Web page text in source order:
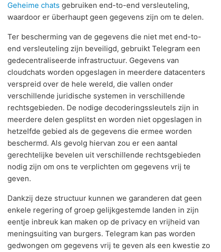
Geheime chats gebruiken end-to-end versleuteling,
waardoor er überhaupt geen gegevens zijn om te delen.
Ter bescherming van de gegevens die niet met end-to-
end versleuteling zijn beveiligd, gebruikt Telegram een
gedecentraliseerde infrastructuur. Gegevens van
cloudchats worden opgeslagen in meerdere datacenters
verspreid over de hele wereld, die vallen onder
verschillende juridische systemen in verschillende
rechtsgebieden. De nodige decoderingssleutels zijn in
meerdere delen gesplitst en worden niet opgeslagen in
hetzelfde gebied als de gegevens die ermee worden
beschermd. Als gevolg hiervan zou er een aantal
gerechtelijke bevelen uit verschillende rechtsgebieden
nodig zijn om ons te verplichten om gegevens vrij te
geven.
Dankzij deze structuur kunnen we garanderen dat geen
enkele regering of groep gelijkgestemde landen in zijn
eentje inbreuk kan maken op de privacy en vrijheid van
meningsuiting van burgers. Telegram kan pas worden
gedwongen om gegevens vrij te geven als een kwestie zo